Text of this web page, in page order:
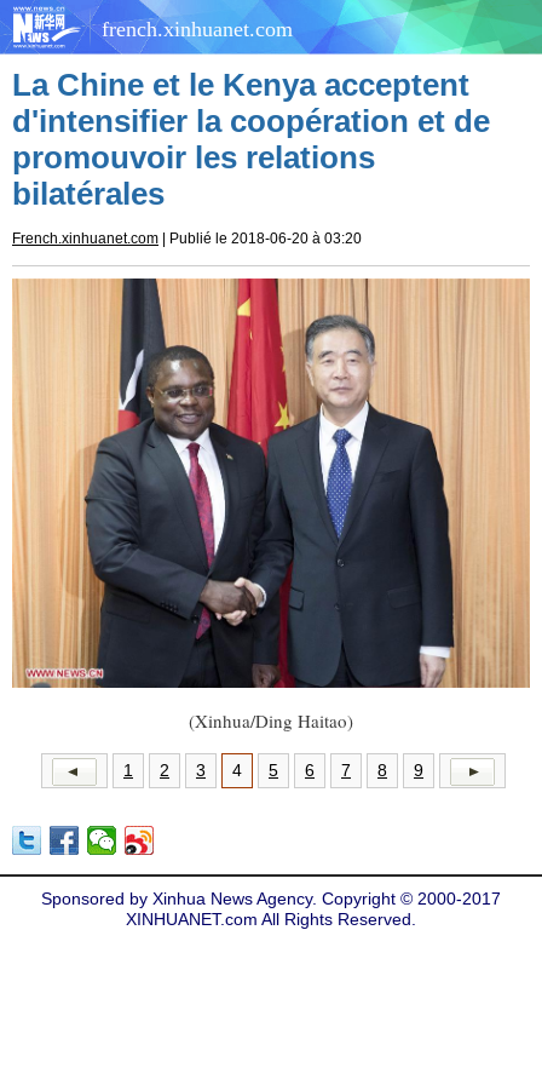
french.xinhuanet.com
La Chine et le Kenya acceptent
d'intensifier la coopération et de
promouvoir les relations
bilatérales
French.xinhuanet.com | Publié le 2018-06-20 à 03:20
(Xinhua/Ding Haitao)
1 2 3 4 5 6 7 8 9
Sponsored by Xinhua News Agency. Copyright © 2000-2017
XINHUANET.com All Rights Reserved.